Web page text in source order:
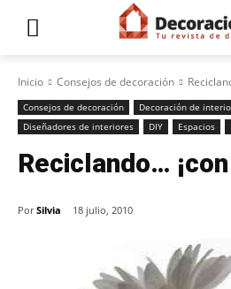
Inicio Consejos de decoración
Consejos de decoración
Decoración de
Diseñadores de interiores
DIY Espacios
Reciclando…
Por Silvia 18 julio, 2010